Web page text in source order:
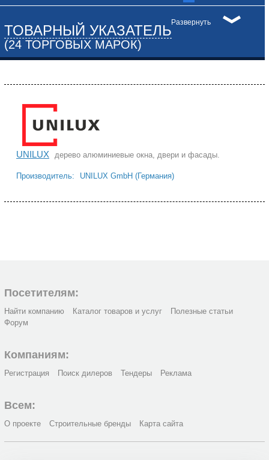
Развернуть
ТОВАРНЫЙ УКАЗАТЕЛЬ
(24 ТОРГОВЫХ МАРОК)
UNILUX дерево алюминиевые окна, двери и фасады.
Производитель: UNILUX GmbH (Германия)
Посетителям:
Найти компанию Каталог товаров и услуг
Полезные статьи
Форум
Компаниям:
Регистрация Поиск дилеров Тендеры Реклама
Всем:
О проекте Строительные бренды Карта сайта